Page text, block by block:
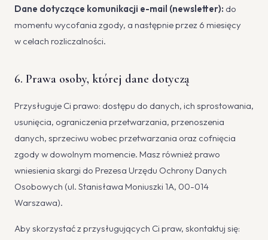
Dane dotyczące komunikacji e-mail (newsletter): do
momentu wycofania zgody, a następnie przez 6 miesięcy
w celach rozliczalności.
6. Prawa osoby, której dane dotyczą
Przysługuje Ci prawo: dostępu do danych, ich sprostowania,
usunięcia, ograniczenia przetwarzania, przenoszenia
danych, sprzeciwu wobec przetwarzania oraz cofnięcia
zgody w dowolnym momencie. Masz również prawo
wniesienia skargi do Prezesa Urzędu Ochrony Danych
Osobowych (ul. Stanisława Moniuszki 1A, 00-014
Warszawa).
Aby skorzystać z przysługujących Ci praw, skontaktuj się: